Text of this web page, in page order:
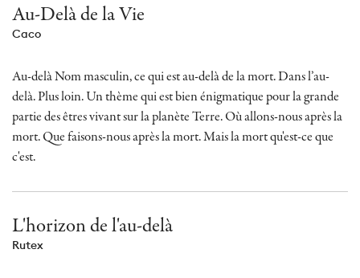
Au-Delà de la Vie
Caco
Au-delà Nom masculin, ce qui est au-delà de la mort. Dans l’au-
delà. Plus loin. Un thème qui est bien énigmatique pour la grande
partie des êtres vivant sur la planète Terre. Où allons-nous après la
mort. Que faisons-nous après la mort. Mais la mort qu'est-ce que
c'est.
L'horizon de l'au-delà
Rutex